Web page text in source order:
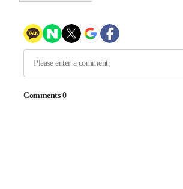
2시간 전 >"여기 떨어졌다"…다누리, 스페이스
3시간 전 >손흥민, 5경기 연속골 실패…LAFC
5시간 전 >내일까지 39도 '펄펄'…기상청 "태풍
-18230초 전 >'월드컵 탈락 후폭풍' 축구협회
합)
-17666초 전 >
[속보]합참 "北 발사체는 단거리